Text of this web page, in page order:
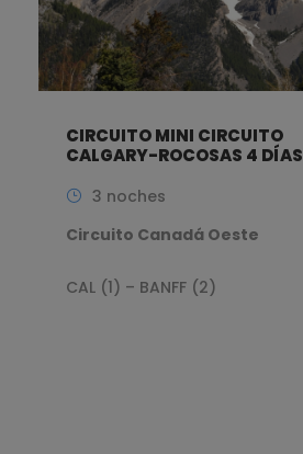
CIRCUITO MINI CIRCUITO
CALGARY-ROCOSAS 4 DÍAS
3 noches
Circuito Canadá Oeste
CAL (1) – BANFF (2)